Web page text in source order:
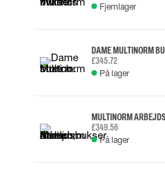
Fjernlager
DAME MULTINORM
£345.72
På lager
MULTINORM
£349.56
På lager